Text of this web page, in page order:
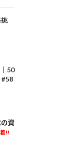
50
#58
資
!!